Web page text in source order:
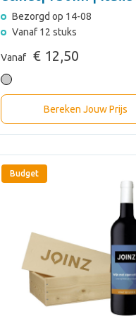
Bezorgd op 14-08
Vanaf 12 stuks
Vanaf € 12,50
Bereken Jouw Prijs
Budget